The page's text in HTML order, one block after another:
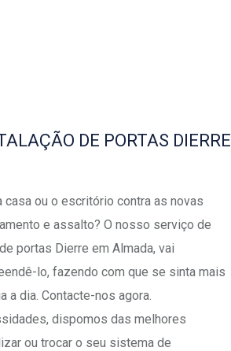
DE PORTAS DIERRE
casa ou o escritório contra as novas
e assalto? O nosso serviço de
portas Dierre em Almada, vai
lo, fazendo com que se sinta mais
a dia. Contacte-nos agora.
dispomos das melhores
ou trocar o seu sistema de